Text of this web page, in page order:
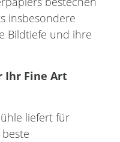
insbesondere
Bildtiefe und ihre
Ihr Fine Art
liefert für